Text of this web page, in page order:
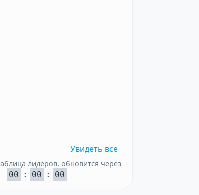
Увидеть все
лидеров, обновится через
00
: 00 : 00